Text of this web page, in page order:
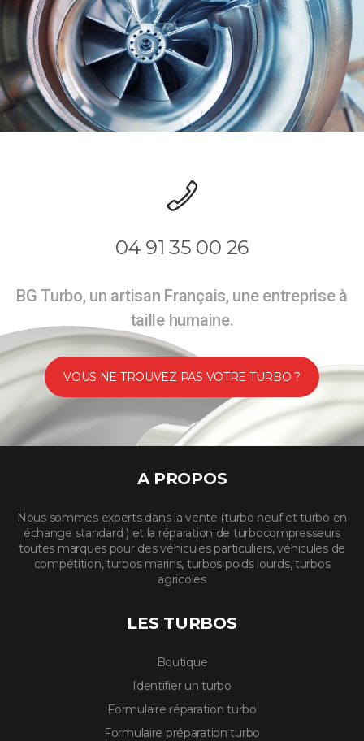
04 91 35 00 26
BG Turbo, un artisan Français, une entreprise à
taille humaine.
VOUS NE TROUVEZ PAS VOTRE TURBO ?
A PROPOS
Nous sommes experts dans la vente (turbo neuf et turbo en
échange standard ) et la réparation de turbocompresseurs
toutes marques pour des véhicules particuliers, véhicules de
compétition, turbos marins, turbos poids lourds, turbos
agricoles
LES TURBOS
Boutique
Identifier un turbo
Formulaire réparation turbo
Formulaire préparation turbo